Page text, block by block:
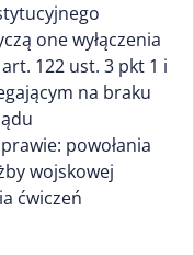
one wyłączenia
122 ust. 3 pkt 1 i
na braku
powołania
wojskowej
ćwiczeń